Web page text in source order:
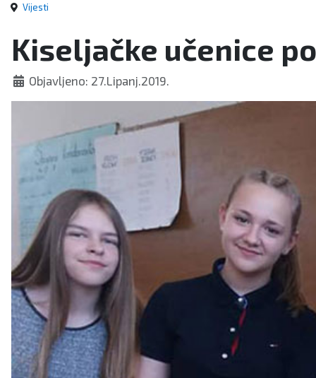
Vijesti
Kiseljačke učenice
Objavljeno: 27.Lipanj.2019.